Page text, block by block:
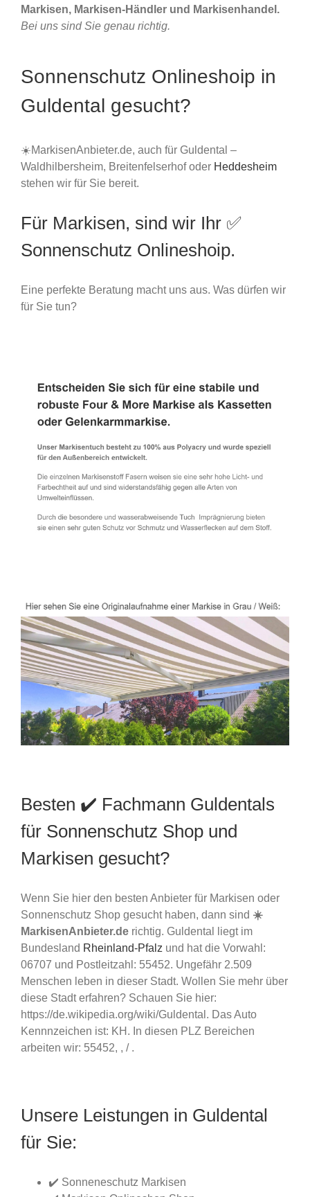
Markisen, Markisen-Händler und Markisenhandel.
Bei uns sind Sie genau richtig.
Sonnenschutz Onlineshoip in
Guldental gesucht?
☀️MarkisenAnbieter.de, auch für Guldental –
Waldhilbersheim, Breitenfelserhof oder Heddesheim
stehen wir für Sie bereit.
Für Markisen, sind wir Ihr ✅
Sonnenschutz Onlineshoip.
Eine perfekte Beratung macht uns aus. Was dürfen wir
für Sie tun?
Besten ✔️ Fachmann Guldentals
für Sonnenschutz Shop und
Markisen gesucht?
Wenn Sie hier den besten Anbieter für Markisen oder
Sonnenschutz Shop gesucht haben, dann sind ☀️
MarkisenAnbieter.de richtig. Guldental liegt im
Bundesland Rheinland-Pfalz und hat die Vorwahl:
06707 und Postleitzahl: 55452. Ungefähr 2.509
Menschen leben in dieser Stadt. Wollen Sie mehr über
diese Stadt erfahren? Schauen Sie hier:
https://de.wikipedia.org/wiki/Guldental. Das Auto
Kennnzeichen ist: KH. In diesen PLZ Bereichen
arbeiten wir: 55452, , / .
Unsere Leistungen in Guldental
für Sie:
✔️ Sonneneschutz Markisen